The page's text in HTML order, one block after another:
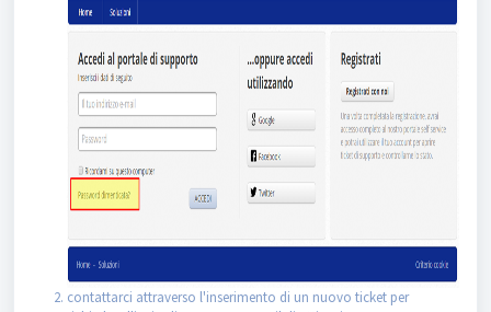
contattarci attraverso l'inserimento di un nuovo ticket per